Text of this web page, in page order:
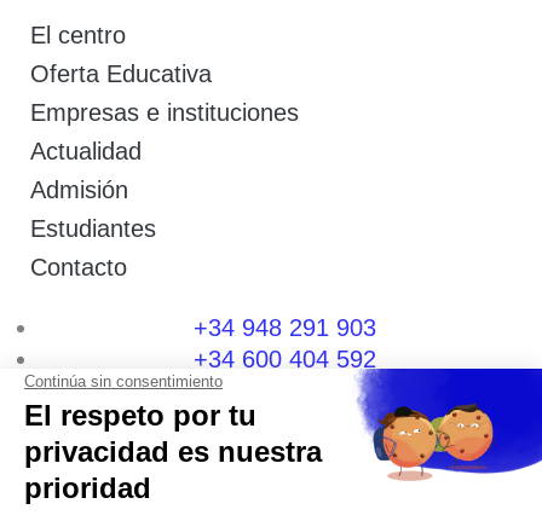
El centro
Oferta Educativa
Empresas e instituciones
Actualidad
Admisión
Estudiantes
Contacto
+34 948 291 903
+34 600 404 592
I
n
s
t
F
a
c
e
T
w
L
i
i
Y
o
u